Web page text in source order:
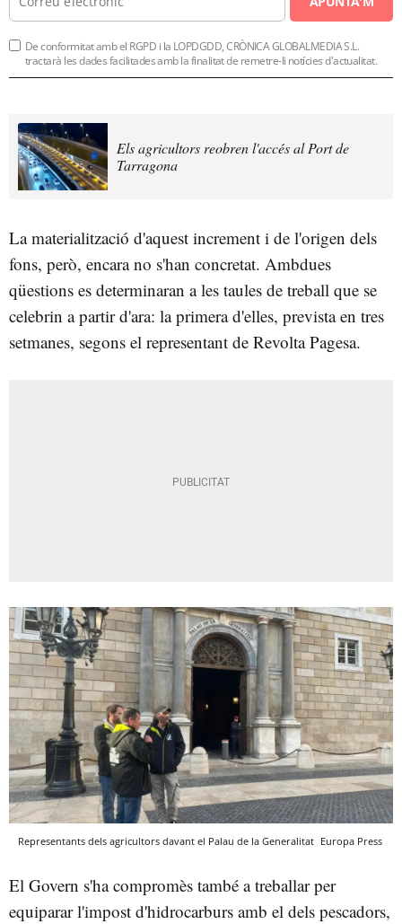
De conformitat amb el RGPD i la LOPDGDD, CRÒNICA GLOBALMEDIA S.L.
tractarà les dades facilitades amb la finalitat de remetre-li notícies d'actualitat.
Els agricultors reobren l'accés al Port de
Tarragona
La materialització d'aquest increment i de l'origen dels
fons, però, encara no s'han concretat. Ambdues
qüestions es determinaran a les taules de treball que se
celebrin a partir d'ara: la primera d'elles, prevista en tres
setmanes, segons el representant de Revolta Pagesa.
Representants dels agricultors davant el Palau de la Generalitat Europa Press
El Govern s'ha compromès també a treballar per
equiparar l'impost d'hidrocarburs amb el dels pescadors,